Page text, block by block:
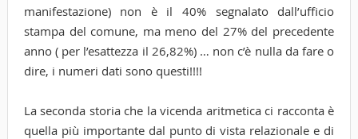
manifestazione) non è il 40% segnalato dall’ufficio
stampa del comune, ma meno del 27% del precedente
anno ( per l’esattezza il 26,82%) … non c’è nulla da fare o
dire, i numeri dati sono questi!!!!
La seconda storia che la vicenda aritmetica ci racconta è
quella più importante dal punto di vista relazionale e di